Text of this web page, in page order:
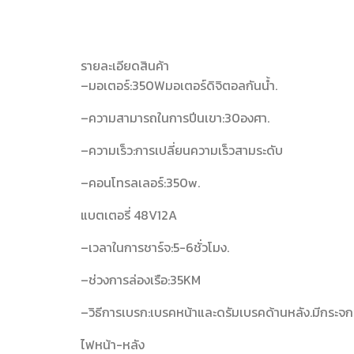
รายละเอียดสินค้า
–มอเตอร์:350Wมอเตอร์ดิจิตอลกันน้ำ.
–ความสามารถในการปีนเขา:30องศา.
–ความเร็ว:การเปลี่ยนความเร็วสามระดับ
–คอนโทรลเลอร์:350w.
แบตเตอรี่ 48V12A
–เวลาในการชาร์จ:5-6ชั่วโมง.
–ช่วงการล่องเรือ:35KM
–วิธีการเบรก:เบรคหน้าและดรัมเบรคด้านหลัง.มีกระจ
ไฟหน้า-หลัง